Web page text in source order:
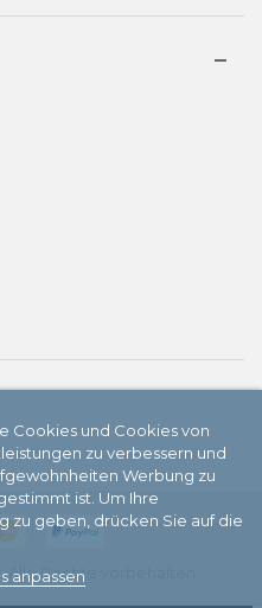
Cookies und Cookies von
zu verbessern und
Werbung zu
ist. Um Ihre
zu geben, drücken Sie auf die
anpassen
Rechte vorbehalten.